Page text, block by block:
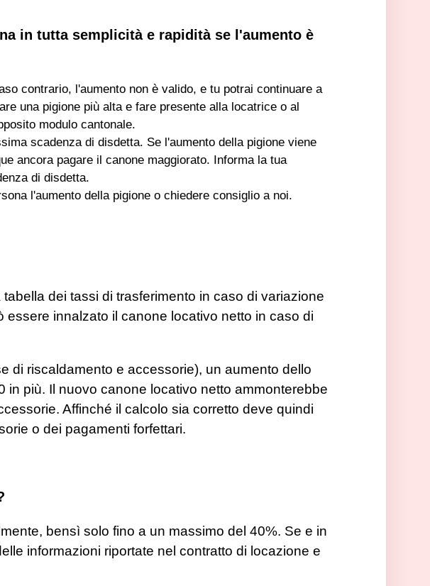
in tutta semplicità e rapidità se l'aumento è
contrario, l'aumento non è valido, e tu potrai continuare a
una pigione più alta e fare presente alla locatrice o al
modulo cantonale.
scadenza di disdetta. Se l'aumento della pigione viene
ancora pagare il canone maggiorato. Informa la tua
di disdetta.
l'aumento della pigione o chiedere consiglio a noi.
dei tassi di trasferimento in caso di variazione
innalzato il canone locativo netto in caso di
di riscaldamento e accessorie), un aumento dello
più. Il nuovo canone locativo netto ammonterebbe
Affinché il calcolo sia corretto deve quindi
o dei pagamenti forfettari.
bensì solo fino a un massimo del 40%. Se e in
informazioni riportate nel contratto di locazione e